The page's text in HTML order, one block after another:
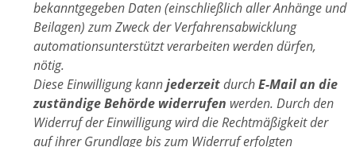
bekanntgegeben Daten (einschließlich aller Anhänge und
Beilagen) zum Zweck der Verfahrensabwicklung
automationsunterstützt verarbeiten werden dürfen,
nötig.
Diese Einwilligung kannjederzeitdurchE-Mail an die
zuständige Behörde widerrufen werden. Durch den
Widerruf der Einwilligung wird die Rechtmäßigkeit der
auf ihrer Grundlage bis zum Widerruf erfolgten